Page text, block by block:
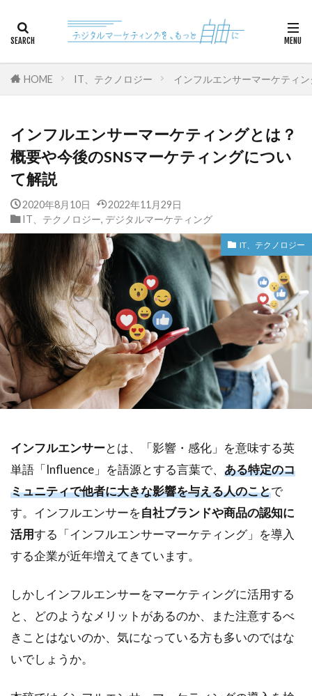
HOME IT、テクノロジー インフルエンサーマーケティ
インフルエンサーマーケティングとは？
概要や今後のSNSマーケティングについ
て解説
2020年8月10日
2022年11月29日
IT、テクノロジー, デジタルマーケティング
IT、テクノロジー
インフルエンサーとは、「影響・感化」を意味する英
単語「Influence」を語源とする言葉で、 ある特定のコ
ミュニティで他者に大きな影響を与える人のことで
す。インフルエンサーを自社ブランドや商品の認知に
活用する「インフルエンサーマーケティング」を導入
する企業が近年増えてきています。
しかしインフルエンサーをマーケティングに活用する
と、どのようなメリットがあるのか、また注意するべ
きことはないのか、気になっている方も多いのではな
いでしょうか。